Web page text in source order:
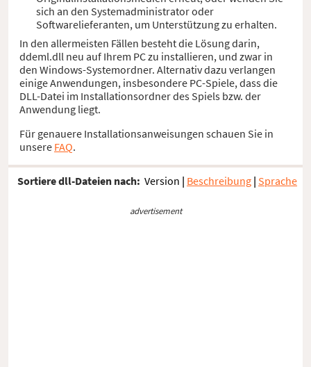
sich an den Systemadministrator oder
Softwarelieferanten, um Unterstützung zu erhalten.
In den allermeisten Fällen besteht die Lösung darin,
ddeml.dll neu auf Ihrem PC zu installieren, und zwar in
den Windows-Systemordner. Alternativ dazu verlangen
einige Anwendungen, insbesondere PC-Spiele, dass die
DLL-Datei im Installationsordner des Spiels bzw. der
Anwendung liegt.
Für genauere Installationsanweisungen schauen Sie in
unsere FAQ.
Sortiere dll-Dateien nach: Version | Beschreibung | Sprache
advertisement